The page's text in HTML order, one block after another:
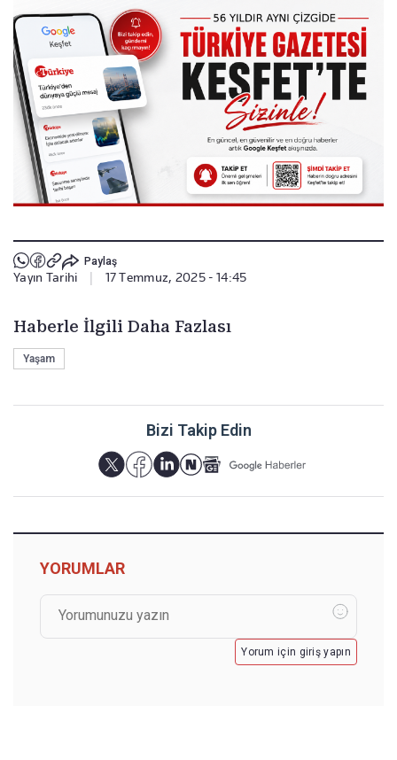
Paylaş
Yayın Tarihi 17 Temmuz, 2025 - 14:45
Haberle İlgili Daha Fazlası
Yaşam
Bizi Takip Edin
YORUMLAR
Yorum için giriş yapın